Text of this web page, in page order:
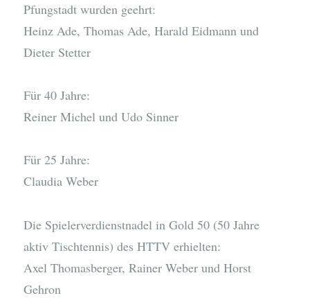
Pfungstadt wurden geehrt:
Heinz Ade, Thomas Ade, Harald Eidmann und
Dieter Stetter
Für 40 Jahre:
Reiner Michel und Udo Sinner
Für 25 Jahre:
Claudia Weber
Die Spielerverdienstnadel in Gold 50 (50 Jahre
aktiv Tischtennis) des HTTV erhielten:
Axel Thomasberger, Rainer Weber und Horst
Gehron